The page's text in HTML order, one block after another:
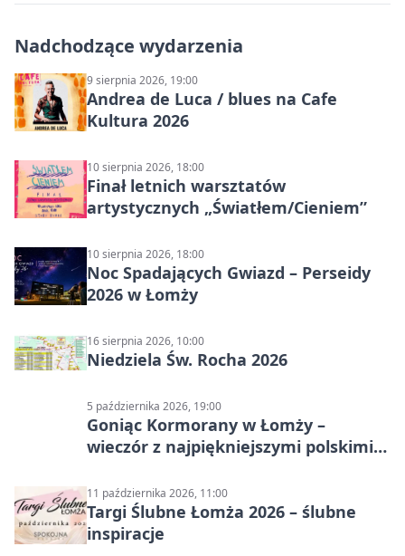
Nadchodzące wydarzenia
9 sierpnia 2026, 19:00
Andrea de Luca / blues na Cafe
Kultura 2026
10 sierpnia 2026, 18:00
Finał letnich warsztatów
artystycznych „Światłem/Cieniem”
10 sierpnia 2026, 18:00
Noc Spadających Gwiazd – Perseidy
2026 w Łomży
16 sierpnia 2026, 10:00
Niedziela Św. Rocha 2026
5 października 2026, 19:00
Goniąc Kormorany w Łomży –
wieczór z najpiękniejszymi polskimi
11 października 2026, 11:00
Targi Ślubne Łomża 2026 – ślubne
inspiracje